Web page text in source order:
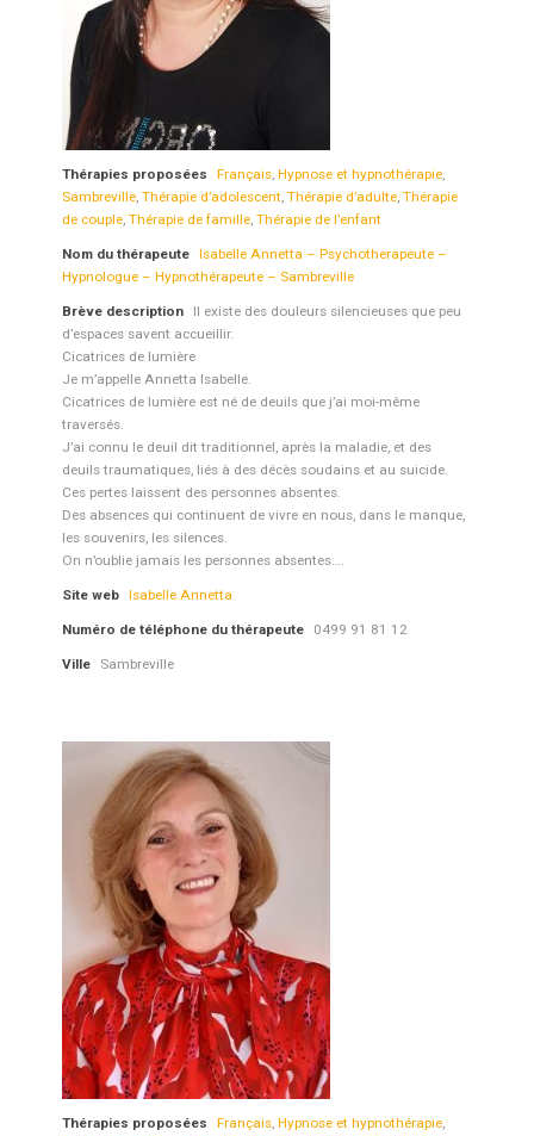
Nom du thérapeute Isabelle Annetta – Psychotherapeute –
Hypnologue – Hypnothérapeute – Sambreville
Thérapies proposées Français, Hypnose et hypnothérapie,
Sambreville, Thérapie d’adolescent, Thérapie d’adulte, Thérapie
de couple, Thérapie de famille, Thérapie de l’enfant
Brève description
Il existe des douleurs silencieuses que peu
d’espaces savent accueillir.
Cicatrices de lumière
Je m’appelle Annetta Isabelle.
Cicatrices de lumière est né de deuils que j’ai moi-même
traversés.
J’ai connu le deuil dit traditionnel, après la maladie, et des
deuils traumatiques, liés à des décès soudains et au suicide.
Ces pertes laissent des personnes absentes.
Des absences qui continuent de vivre en nous, dans le manque,
les souvenirs, les silences.
On n’oublie jamais les personnes absentes….
Site web Isabelle Annetta
Numéro de téléphone du thérapeute 0499 91 81 12
Ville Sambreville
Thérapies proposées Français, Hypnose et hypnothérapie,